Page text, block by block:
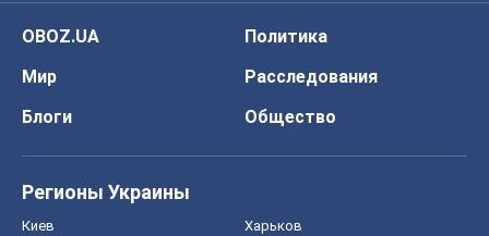
OBOZ.UA
Политика
Мир
Расследования
Блоги
Общество
Регионы Украины
Киев Харьков